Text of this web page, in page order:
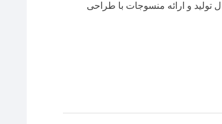
تولید و ارائه منسوجات با طراحی